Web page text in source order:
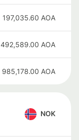
197,035.60 AOA
492,589.00 AOA
985,178.00 AOA
NOK